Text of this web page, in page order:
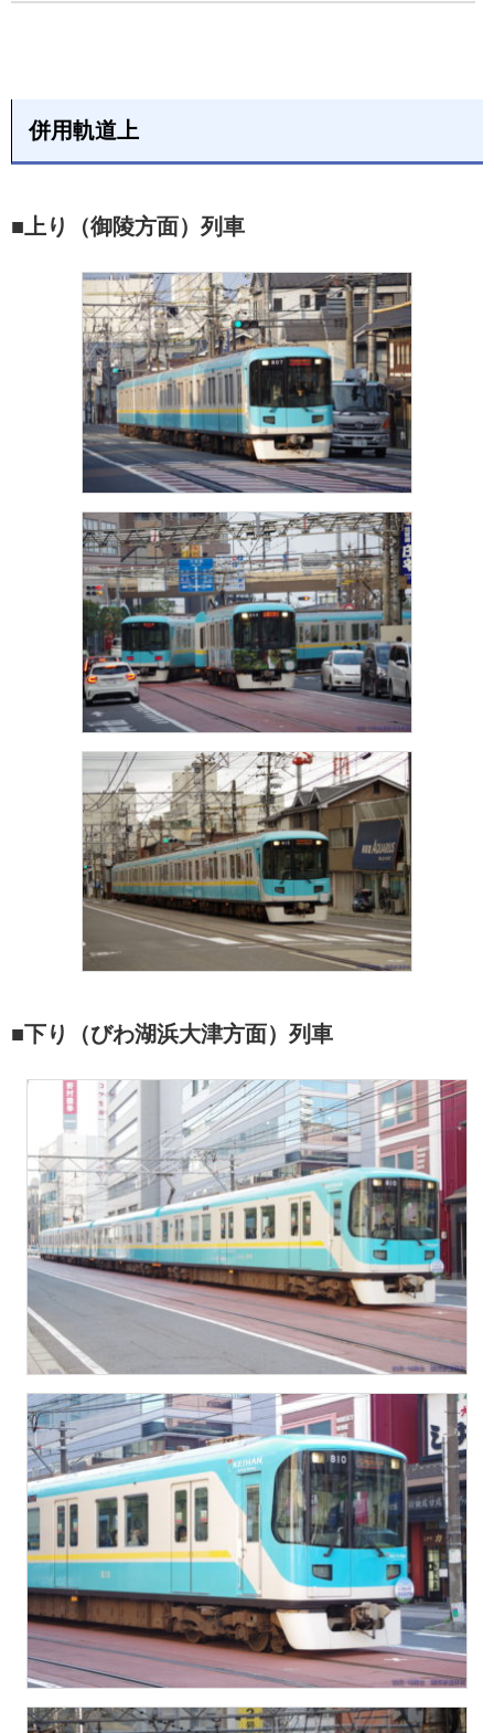
併用軌道上
■上り（御陵方面）列車
■下り（びわ湖浜大津方面）列車